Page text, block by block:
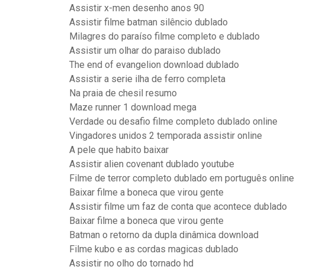
Assistir x-men desenho anos 90
Assistir filme batman silêncio dublado
Milagres do paraíso filme completo e dublado
Assistir um olhar do paraiso dublado
The end of evangelion download dublado
Assistir a serie ilha de ferro completa
Na praia de chesil resumo
Maze runner 1 download mega
Verdade ou desafio filme completo dublado online
Vingadores unidos 2 temporada assistir online
A pele que habito baixar
Assistir alien covenant dublado youtube
Filme de terror completo dublado em português online
Baixar filme a boneca que virou gente
Assistir filme um faz de conta que acontece dublado
Baixar filme a boneca que virou gente
Batman o retorno da dupla dinâmica download
Filme kubo e as cordas magicas dublado
Assistir no olho do tornado hd